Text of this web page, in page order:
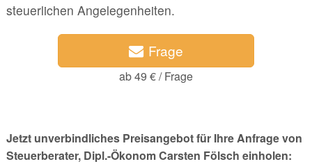
steuerlichen Angelegenheiten.
Frage
ab 49 € / Frage
Jetzt unverbindliches Preisangebot für Ihre Anfrage von
Steuerberater, Dipl.-Ökonom Carsten Fölsch einholen: